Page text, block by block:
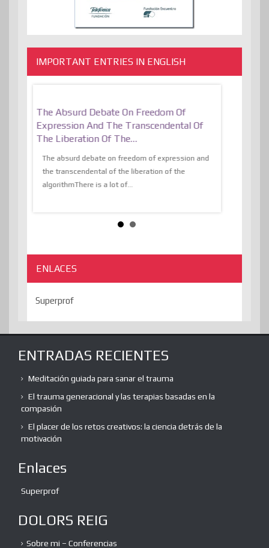
IMPORTANT ENTRIES IN ENGLISH
The Absurd Debate On Freedom Of
Expression And The Transcendental Of
The Liberation Of The…
The absurd debate on freedom of expression and
the transcendental of the liberation of the
algorithmThere is a lot of...
ENLACES
Superprof
ENTRADAS RECIENTES
Meditación guiada para sanar el trauma
El trauma generacional y las terapias basadas en la
compasión
El placer de los retos creativos: la ciencia detrás de la
motivación
Enlaces
Superprof
DOLORS REIG
Sobre mi – Conferencias